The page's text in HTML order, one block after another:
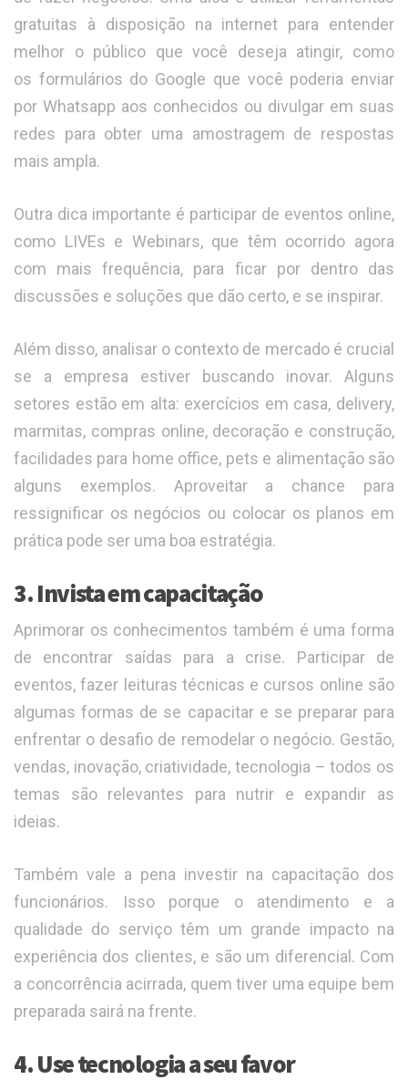
gratuitas à disposição na internet para entender
melhor o público que você deseja atingir, como
os formulários do Google que você poderia enviar
por Whatsapp aos conhecidos ou divulgar em suas
redes para obter uma amostragem de respostas
mais ampla.
Outra dica importante é participar de eventos online,
como LIVEs e Webinars, que têm ocorrido agora
com mais frequência, para ficar por dentro das
discussões e soluções que dão certo, e se inspirar.
Além disso, analisar o contexto de mercado é crucial
se a empresa estiver buscando inovar. Alguns
setores estão em alta: exercícios em casa, delivery,
marmitas, compras online, decoração e construção,
facilidades para home office, pets e alimentação são
alguns exemplos. Aproveitar a chance para
ressignificar os negócios ou colocar os planos em
prática pode ser uma boa estratégia.
3. Invista em capacitação
Aprimorar os conhecimentos também é uma forma
de encontrar saídas para a crise. Participar de
eventos, fazer leituras técnicas e cursos online são
algumas formas de se capacitar e se preparar para
enfrentar o desafio de remodelar o negócio. Gestão,
vendas, inovação, criatividade, tecnologia – todos os
temas são relevantes para nutrir e expandir as
ideias.
Também vale a pena investir na capacitação dos
funcionários. Isso porque o atendimento e a
qualidade do serviço têm um grande impacto na
experiência dos clientes, e são um diferencial. Com
a concorrência acirrada, quem tiver uma equipe bem
preparada sairá na frente.
4. Use tecnologia a seu favor